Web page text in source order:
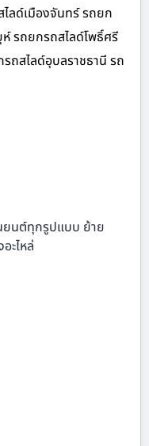
ลด์เมืองจันทร์ รถยก
รถยกรถสไลด์โพธิ์ศรี
ถสไลด์อุบลราชธานี รถ
ยนต์ทุกรูปแบบ ย้าย
ะไหล่